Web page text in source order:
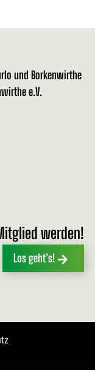
und Borkenwirthe
e.V.
werden!
Los geht’s!